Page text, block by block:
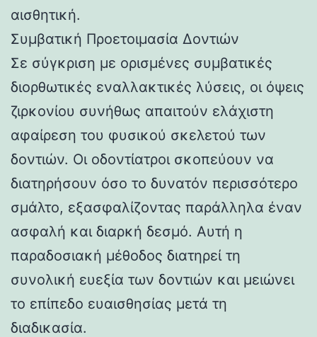
αισθητική.
Συμβατική Προετοιμασία Δοντιών
Σε σύγκριση με ορισμένες συμβατικές
διορθωτικές εναλλακτικές λύσεις, οι όψεις
ζιρκονίου συνήθως απαιτούν ελάχιστη
αφαίρεση του φυσικού σκελετού των
δοντιών. Οι οδοντίατροι σκοπεύουν να
διατηρήσουν όσο το δυνατόν περισσότερο
σμάλτο, εξασφαλίζοντας παράλληλα έναν
ασφαλή και διαρκή δεσμό. Αυτή η
παραδοσιακή μέθοδος διατηρεί τη
συνολική ευεξία των δοντιών και μειώνει
το επίπεδο ευαισθησίας μετά τη
διαδικασία.